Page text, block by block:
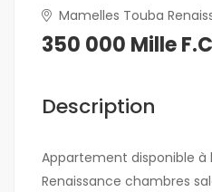
Mamelles Touba
350 000 Mille
Description
Appartement disponible à
Renaissance chambres